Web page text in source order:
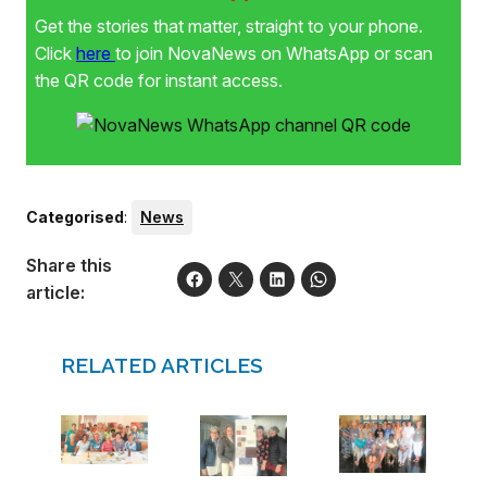
Get the stories that matter, straight to your phone.
Click here to join NovaNews on WhatsApp or scan
the QR code for instant access.
Categorised: News
Share this
article:
RELATED ARTICLES